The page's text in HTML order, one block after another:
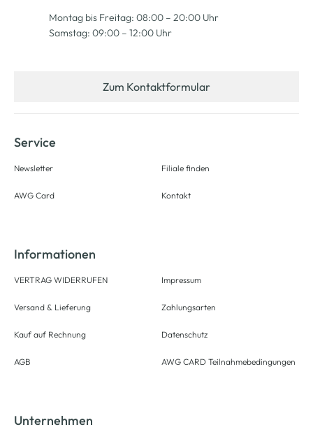
Montag bis Freitag: 08:00 – 20:00 Uhr
Samstag: 09:00 – 12:00 Uhr
Zum Kontaktformular
Service
Newsletter
AWG Card
Filiale finden
Kontakt
Informationen
VERTRAG WIDERRUFEN
Versand & Lieferung
Kauf auf Rechnung
AGB
Impressum
Zahlungsarten
Datenschutz
AWG CARD Teilnahmebedingungen
Unternehmen